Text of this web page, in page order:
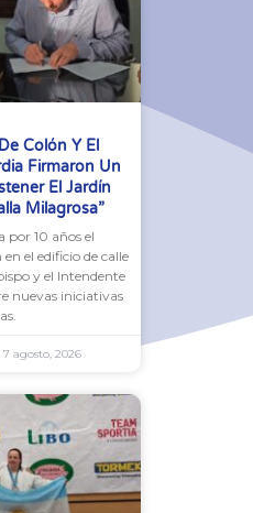
Colón Y El
Firmaron Un
El Jardín
Milagrosa”
por 10 años el
el edificio de calle
y el Intendente
nuevas iniciativas
7 agosto, 2026